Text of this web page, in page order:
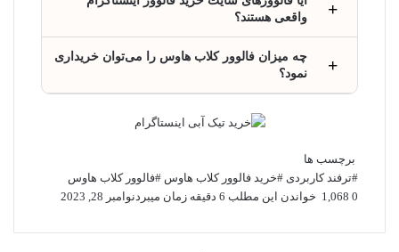
واقعی هستند؟
چه میزان فالوور کلاب هاوس را می‌توان خریداری
نمود؟
برچسب ها
#ترفند کاربردی #خرید فالوور کلاب هاوس #فالوور کلاب هاوس
نوامبر 28, 2023
0 خواندن این مطلب 6 دقیقه زمان میبرد